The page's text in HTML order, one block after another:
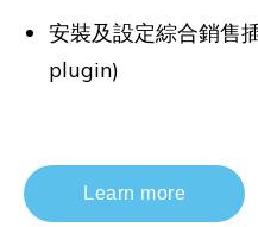
安裝及設定綜合銷售
plugin)
Learn more